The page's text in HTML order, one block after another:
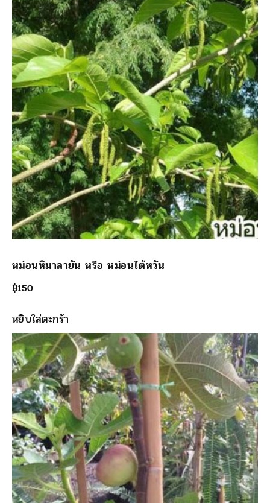
หม่อนหิมาลายัน หรือ หม่อนไต้หวัน
฿150
หยิบใส่ตะกร้า